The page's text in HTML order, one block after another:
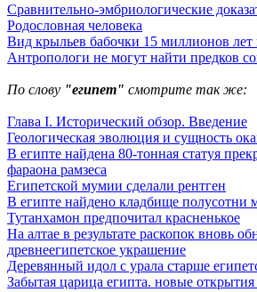
Сравнительно-эмбриологические
Родословная человека
Вид крыльев бабочки 15 миллионов лет
Антропологи не могут найти предков
По слову "египет" смотрите так же:
Глава I. Исторический обзор. Введение
Геологическая эволюция и сущность
В египте найдена 80-тонная статуя
фараона рамзеса
Египетской мумии сделали рентген
В египте найдено кладбище полусотни
Тутанхамон предпочитал красненькое
На алтае в результате раскопок вновь
древнеегипетское украшение
Деревянный идол с урала старше
Забытая царица египта. новые открытия